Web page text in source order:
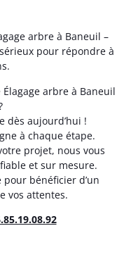
arbre à Baneuil –
pour répondre à
Élagage arbre à Baneuil
dès aujourd’hui !
à chaque étape.
projet, nous vous
et sur mesure.
bénéficier d’un
vos attentes.